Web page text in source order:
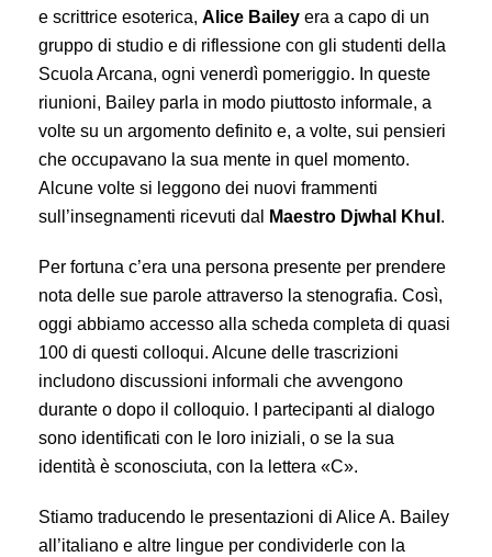
e scrittrice esoterica, Alice Bailey era a capo di un
gruppo di studio e di riflessione con gli studenti della
Scuola Arcana, ogni venerdì pomeriggio. In queste
riunioni, Bailey parla in modo piuttosto informale, a
volte su un argomento definito e, a volte, sui pensieri
che occupavano la sua mente in quel momento.
Alcune volte si leggono dei nuovi frammenti
sull’insegnamenti ricevuti dal
Maestro Djwhal Khul .
Per fortuna c’era una persona presente per prendere
nota delle sue parole attraverso la stenografia. Così,
oggi abbiamo accesso alla scheda completa di quasi
100 di questi colloqui. Alcune delle trascrizioni
includono discussioni informali che avvengono
durante o dopo il colloquio. I partecipanti al dialogo
sono identificati con le loro iniziali, o se la sua
identità è sconosciuta, con la lettera «C».
Stiamo traducendo le presentazioni di Alice A. Bailey
all’italiano e altre lingue per condividerle con la